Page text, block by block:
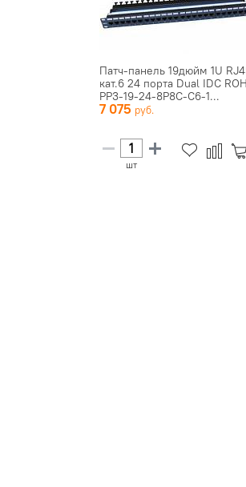
Патч-панель 19дюйм 1U
кат.6 24 порта Dual IDC
PP3-19-24-8P8C-C6-1...
7 075
шт